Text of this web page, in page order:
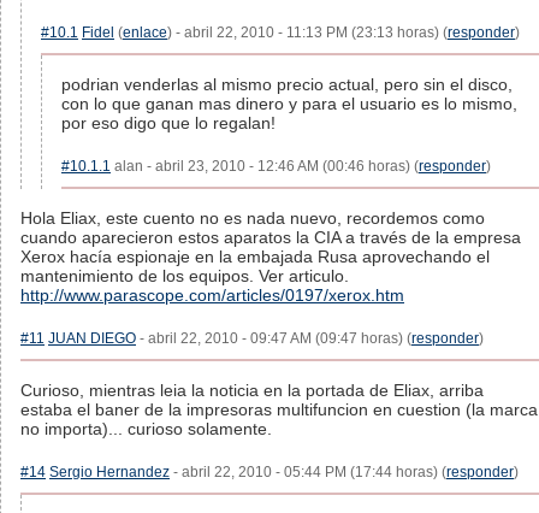
#10.1 Fidel (enlace) - abril 22, 2010 - 11:13 PM (23:13 horas) (responder)
podrian venderlas al mismo precio actual, pero sin el disco,
con lo que ganan mas dinero y para el usuario es lo mismo,
por eso digo que lo regalan!
#10.1.1 alan - abril 23, 2010 - 12:46 AM (00:46 horas) (responder)
Hola Eliax, este cuento no es nada nuevo, recordemos como
cuando aparecieron estos aparatos la CIA a través de la empresa
Xerox hacía espionaje en la embajada Rusa aprovechando el
mantenimiento de los equipos. Ver articulo.
http://www.parascope.com/articles/0197/xerox.htm
#11 JUAN DIEGO - abril 22, 2010 - 09:47 AM (09:47 horas) (responder)
Curioso, mientras leia la noticia en la portada de Eliax, arriba
estaba el baner de la impresoras multifuncion en cuestion (la marca
no importa)... curioso solamente.
#14 Sergio Hernandez - abril 22, 2010 - 05:44 PM (17:44 horas) (responder)